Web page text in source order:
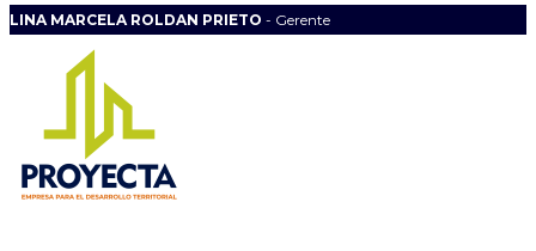
LINA MARCELA ROLDAN PRIETO - Gerente